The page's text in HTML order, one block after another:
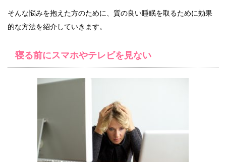
そんな悩みを抱えた方のために、質の良い睡眠を取るために効果
的な方法を紹介していきます。
寝る前にスマホやテレビを見ない